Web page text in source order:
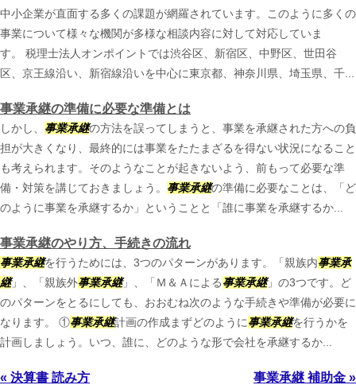
中小企業が直面する多くの課題が網羅されています。このように多くの
事業について様々な機関が多様な相談内容に対して対応していま
す。 税理士法人オンポイントでは渋谷区、新宿区、中野区、世田谷
区、京王線沿い、新宿線沿いを中心に東京都、神奈川県、埼玉県、千...
事業承継の準備に必要な準備とは
しかし、 事業承継の方法を誤ってしまうと、事業を承継された方への負
担が大きくなり、最終的には事業をたたまざるを得ない状況になること
も考えられます。そのようなことが起きないよう、前もって必要な準
備・対策を講じておきましょう。 事業承継の準備に必要なことは、「ど
のように事業を承継するか」ということと「誰に事業を承継するか...
事業承継のやり方、手続きの流れ
事業承継を行うためには、3つのパターンがあります。「親族内事業承
継」、「親族外事業承継」、「Ｍ＆Ａによる事業承継」の3つです。ど
のパターンをとるにしても、おおむね次のような手続きや準備が必要に
なります。 ①事業承継計画の作成まずどのように事業承継を行うかを
計画しましょう。いつ、誰に、どのような形で会社を承継するか...
« 決算書 読み方 事業承継 補助金 »